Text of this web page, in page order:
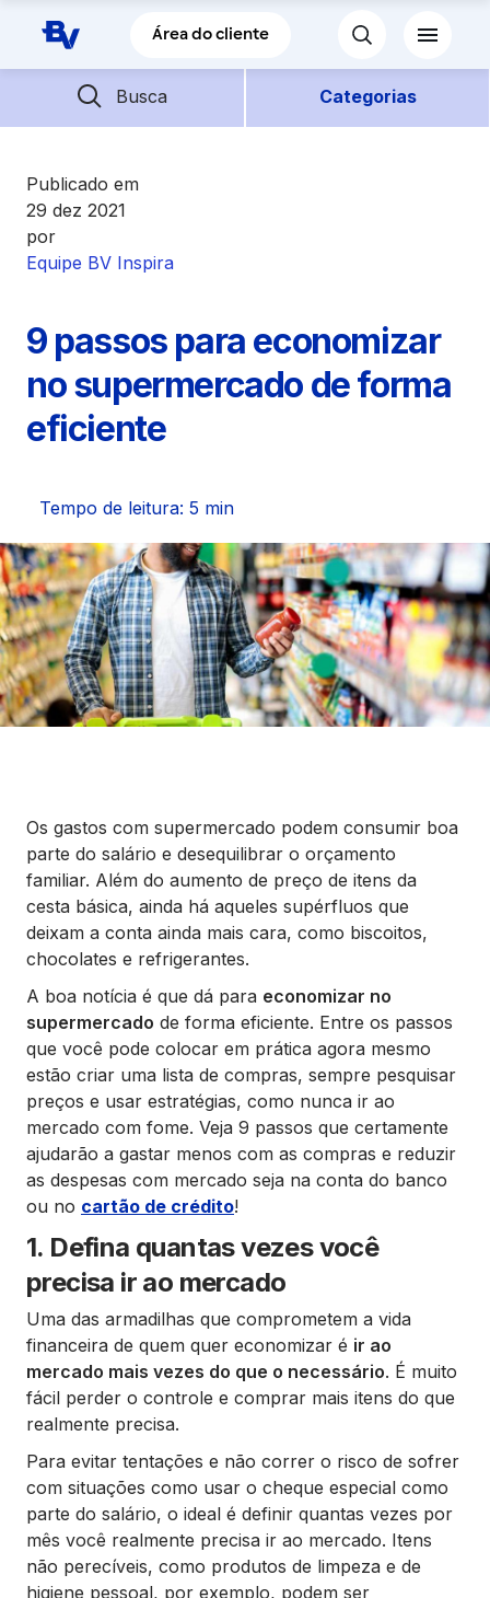
Pular para o Conteúdo principal
Área do cliente
Busca Categorias
Barra de busca
Descubra mais conteúdos
Empréstimos
Financiamentos
Parceiros BV
Vida Financeira
Canais Digitais
Publicado em
29 dez 2021
por
Equipe BV Inspira
9 passos para economizar
no supermercado de forma
eficiente
Tempo de leitura: 5 min
Os gastos com supermercado podem consumir boa
parte do salário e desequilibrar o orçamento
familiar. Além do aumento de preço de itens da
cesta básica, ainda há aqueles supérfluos que
deixam a conta ainda mais cara, como biscoitos,
chocolates e refrigerantes.
A boa notícia é que dá para economizar no
supermercado de forma eficiente. Entre os passos
que você pode colocar em prática agora mesmo
estão criar uma lista de compras, sempre pesquisar
preços e usar estratégias, como nunca ir ao
mercado com fome. Veja 9 passos que certamente
ajudarão a gastar menos com as compras e reduzir
as despesas com mercado seja na conta do banco
ou no cartão de crédito!
1. Defina quantas vezes você
precisa ir ao mercado
Uma das armadilhas que comprometem a vida
financeira de quem quer economizar é ir ao
mercado mais vezes do que o necessário. É muito
fácil perder o controle e comprar mais itens do que
realmente precisa.
Para evitar tentações e não correr o risco de sofrer
com situações como usar o cheque especial como
parte do salário, o ideal é definir quantas vezes por
mês você realmente precisa ir ao mercado. Itens
não perecíveis, como produtos de limpeza e de
higiene pessoal, por exemplo, podem ser